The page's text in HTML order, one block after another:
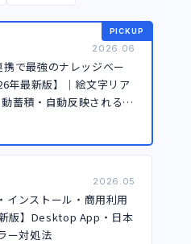
PICKUP
2026.06
で最強のナレッジベー
年最新版】｜絵文字リア
蓄積・自動反映される仕
2026.05
インストール・商用利用
版】Desktop App・日本
ー対処法